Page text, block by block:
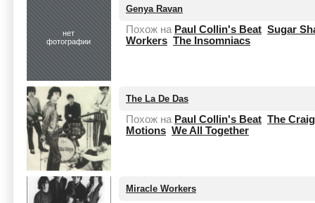
нет
фотографии
Genya Ravan
Похож на Paul Collin's Beat Sugar
Workers The Insomniacs
The La De Das
Похож на Paul Collin's Beat The Craig
Motions We All Together
Miracle Workers